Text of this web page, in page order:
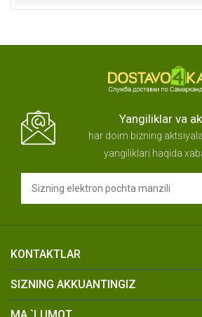
Yangiliklar va
har doim bizning
yangiliklari haqida
KONTAKTLAR
SIZNING AKKUANTINGIZ
MA `LUMOT